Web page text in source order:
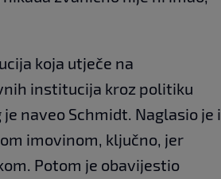
koja utječe na
institucija kroz politiku
naveo Schmidt. Naglasio je i
imovinom, ključno, jer
Potom je obavijestio